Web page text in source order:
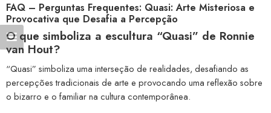
FAQ – Perguntas Frequentes: Quasi: Arte Misteriosa e
Provocativa que Desafia a Percepção
O que simboliza a escultura “Quasi” de Ronnie
van Hout?
“Quasi” simboliza uma interseção de realidades, desafiando as
percepções tradicionais de arte e provocando uma reflexão sobre
o bizarro e o familiar na cultura contemporânea.